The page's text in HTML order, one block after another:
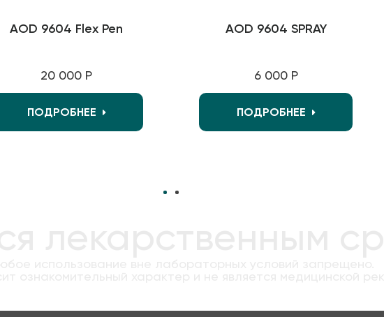
AOD 9604 Flex Pen
20 000 Р
ПОДРОБНЕЕ
AOD 9604 SPRAY
6 000 Р
ПОДРОБНЕЕ